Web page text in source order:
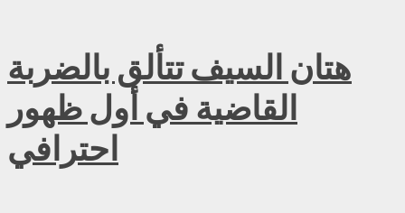
هتان السيف تتألق بالضربة
القاضية في أول ظهور
احترافي